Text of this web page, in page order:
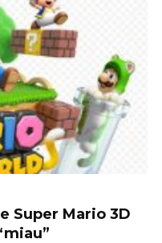
Super Mario 3D